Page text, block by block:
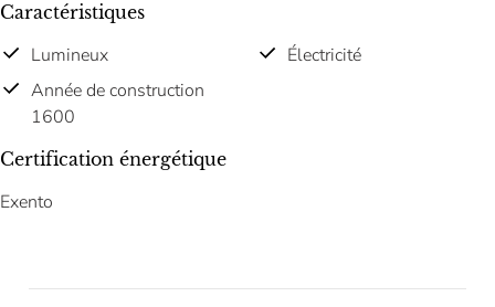
Caractéristiques
Lumineux
Électricité
Année de construction
1600
Certification énergétique
Exento